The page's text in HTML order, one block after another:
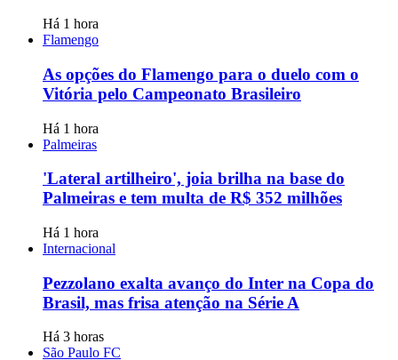
Há 1 hora
Flamengo
As opções do Flamengo para o duelo com o
Vitória pelo Campeonato Brasileiro
Há 1 hora
Palmeiras
'Lateral artilheiro', joia brilha na base do
Palmeiras e tem multa de R$ 352 milhões
Há 1 hora
Internacional
Pezzolano exalta avanço do Inter na Copa do
Brasil, mas frisa atenção na Série A
Há 3 horas
São Paulo FC